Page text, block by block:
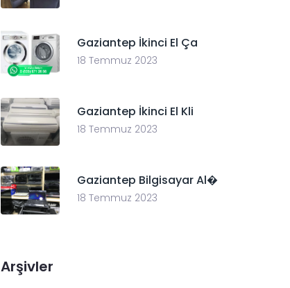
Gaziantep İkinci El Ça
18 Temmuz 2023
Gaziantep İkinci El Kli
18 Temmuz 2023
Gaziantep Bilgisayar Al�
18 Temmuz 2023
Arşivler